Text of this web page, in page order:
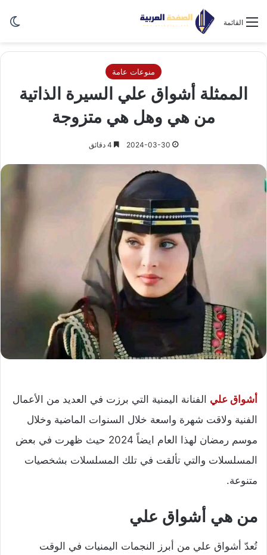
القائمة
منوعات عامة
الممثلة أشواق علي السيرة الذاتية
من هي وهل هي متزوجة
2024-03-30
أشواق علي الفنانة اليمنية التي برزت في العديد من الأعمال
الفنية ولاقت شهرة واسعة خلال السنوات الماضية وخلال
موسم رمضان لهذا العام ايضاً 2024 حيث ظهرت في بعض
المسلسلات والتي تألقت في تلك المسلسلات بشخصيات
متنوعة.
من هي أشواق علي
تُعدّ أشواق علي من أبرز النجمات اليمنيات في الوقت